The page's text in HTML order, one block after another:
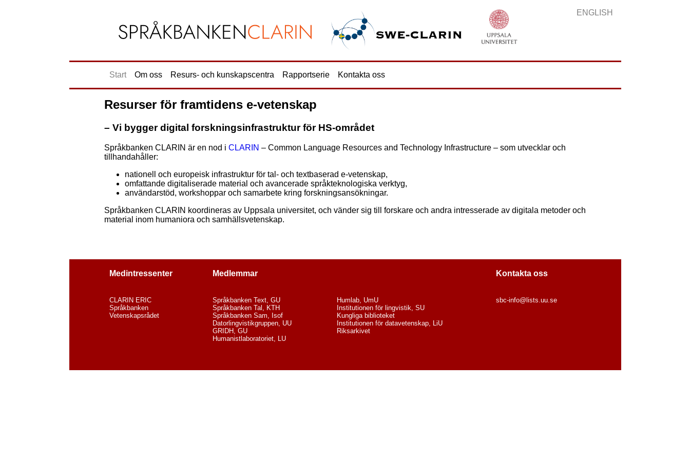
ENGLISH
Start Om oss Resurs- och kunskapscentra Rapportserie Kontakta oss
Resurser för framtidens e-vetenskap
– Vi bygger digital forskningsinfrastruktur för HS-området
Språkbanken CLARIN är en nod i CLARIN – Common Language Resources and Technology Infrastructure – som utvecklar och
tillhandahåller:
nationell och europeisk infrastruktur för tal- och textbaserad e-vetenskap,
omfattande digitaliserade material och avancerade språkteknologiska verktyg,
användarstöd, workshoppar och samarbete kring forskningsansökningar.
Språkbanken CLARIN koordineras av Uppsala universitet, och vänder sig till forskare och andra intresserade av digitala metoder och
material inom humaniora och samhällsvetenskap.
Medintressenter Medlemmar Kontakta oss
CLARIN ERIC
Språkbanken
Vetenskapsrådet
Språkbanken Text, GU
Språkbanken Tal, KTH
Språkbanken Sam, Isof
Datorlingvistikgruppen, UU
GRIDH, GU
Humanistlaboratoriet, LU
Humlab, UmU
Institutionen för lingvistik, SU
Kungliga biblioteket
Institutionen för datavetenskap, LiU
Riksarkivet
sbc-info@lists.uu.se